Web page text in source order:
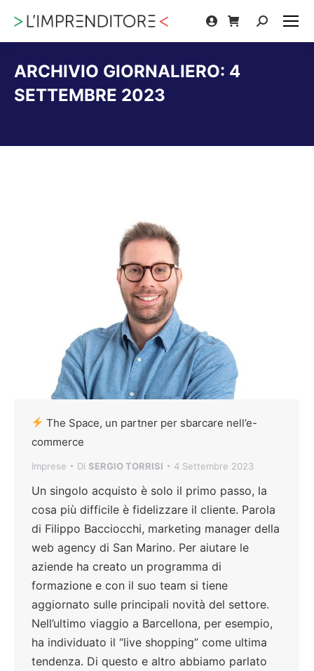
Cerca:
ARCHIVIO GIORNALIERO: 4
SETTEMBRE 2023
The Space, un partner per sbarcare nell’e-
commerce
Imprese Di SERGIO TORRISI 4 Settembre 2023
Un singolo acquisto è solo il primo passo, la
cosa più difficile è fidelizzare il cliente. Parola
di Filippo Bacciocchi, marketing manager della
web agency di San Marino. Per aiutare le
aziende ha creato un programma di
formazione e con il suo team si tiene
aggiornato sulle principali novità del settore.
Nell’ultimo viaggio a Barcellona, per esempio,
ha individuato il “live shopping” come ultima
tendenza. Di questo e altro abbiamo parlato